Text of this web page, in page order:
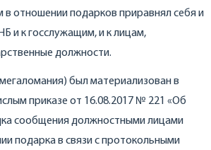
в отношении подарков приравнял себя и
и к госслужащим, и к лицам,
должности.
был материализован в
приказе от 16.08.2017 № 221 «Об
сообщения должностными лицами
подарка в связи с протокольными